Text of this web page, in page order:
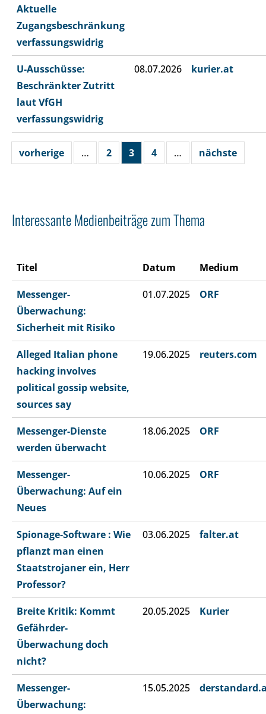
Aktuelle
Zugangsbeschränkung
verfassungswidrig
U-Ausschüsse:
Beschränkter Zutritt
laut VfGH
verfassungswidrig
08.07.2026 kurier.at
vorherige … 2 3 4 … nächste
Interessante Medienbeiträge zum Thema
Titel Datum Medium
Messenger-
Überwachung:
Sicherheit mit Risiko
01.07.2025 ORF
Alleged Italian phone
hacking involves
political gossip website,
sources say
19.06.2025 reuters.com
Messenger-Dienste
werden überwacht
18.06.2025 ORF
Messenger-
Überwachung: Auf ein
Neues
10.06.2025 ORF
Spionage-Software : Wie
pflanzt man einen
Staatstrojaner ein, Herr
Professor?
03.06.2025 falter.at
Breite Kritik: Kommt
Gefährder-
Überwachung doch
nicht?
20.05.2025 Kurier
Messenger-
Überwachung:
15.05.2025